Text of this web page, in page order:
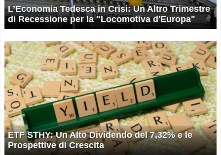
L’Economia Tedesca in Crisi: Un Altro Trimestre
di Recessione per la "Locomotiva d'Europa"
ETF STHY: Un Alto Dividendo del 7,32% e le
Prospettive di Crescita